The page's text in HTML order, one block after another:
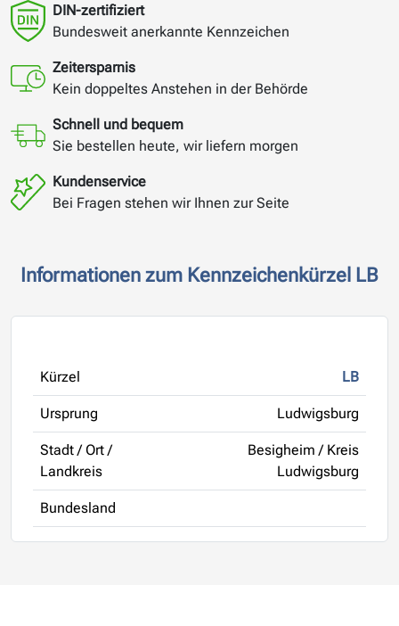
DIN-zertifiziert
Bundesweit anerkannte Kennzeichen
Zeitersparnis
Kein doppeltes Anstehen in der Behörde
Schnell und bequem
Sie bestellen heute, wir liefern morgen
Kundenservice
Bei Fragen stehen wir Ihnen zur Seite
Informationen zum Kennzeichenkürzel LB
Kürzel LB
Ursprung Ludwigsburg
Stadt / Ort /
Landkreis
Besigheim / Kreis
Ludwigsburg
Bundesland